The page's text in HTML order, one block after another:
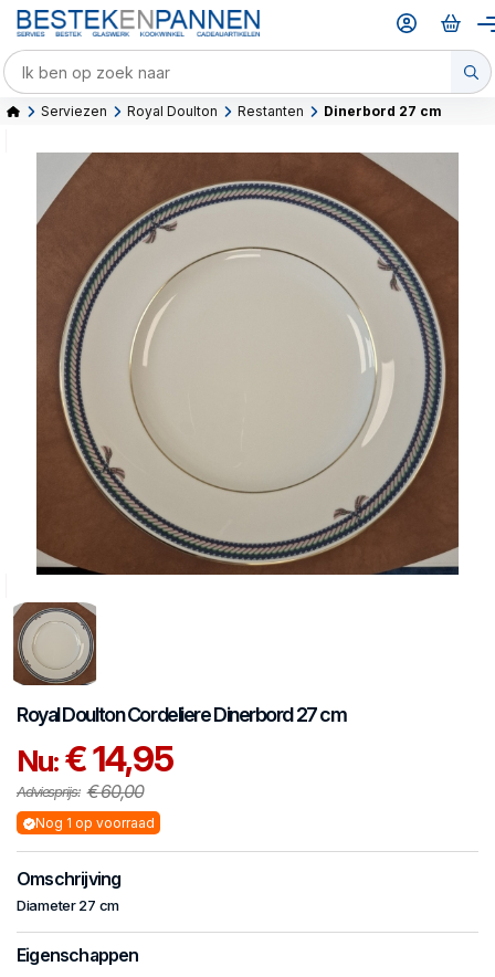
Serviezen Royal Doulton Restanten Dinerbord 27 cm
Royal DoultonCordeliereDinerbord 27 cm
Nu:€ 14,95
Adviesprijs: € 60,00
Nog 1 op voorraad
Omschrijving
Diameter 27 cm
Eigenschappen